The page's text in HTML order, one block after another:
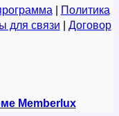
Политика
для связи
Договор
Memberlux